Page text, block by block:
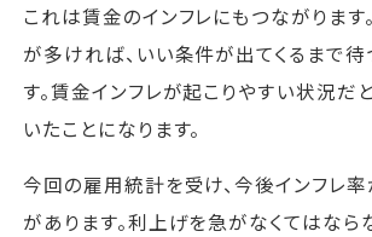
これは賃金のインフレにもつながります
が多ければ、いい条件が出てくるまで待
す。賃金インフレが起こりやすい状況だ
いたことになります。
今回の雇用統計を受け、今後インフレ
があります。利上げを急がなくてはなら